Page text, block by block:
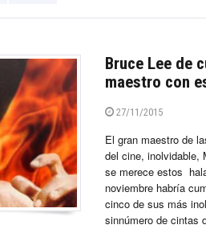
Bruce Lee de
maestro con
27/11/2015
El gran maestro de
del cine, inolvidable,
se merece estos
noviembre habría
cinco de sus más
sinnúmero de cintas